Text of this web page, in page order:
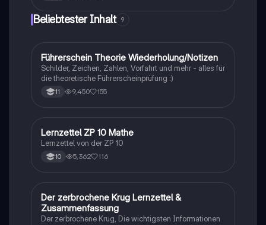
Beliebtester Inhalt 9
Lerntipps
Führerschein Theorie Wiederholung/Notizen
Schilder, Zeichen, Zahlen, Vorfahrt und mehr - alles für
die theoretische Führerscheinprüfung :)
11 9,450 155
Mathe
Lernzettel ZP 10 Mathe
Lernzettel von der ZP 10
10 5,362 116
Deutsch
Der zerbrochene Krug Lernzettel &
Zusammenfassung
Der zerbrochene Krug, Die wichtigsten Informationen